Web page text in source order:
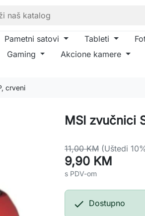
Pametni satovi Tableti
Gaming Akcione kamere
crveni
MSI zvučnici
11,00 KM (Uštedi
9,90 KM
s PDV-om
 Dostupno